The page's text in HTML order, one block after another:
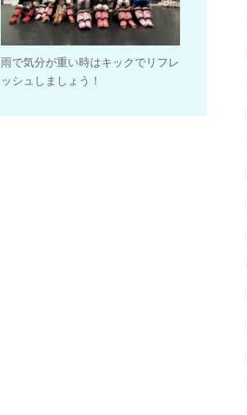
雨で気分が重い時はキックでリフレ
ッシュしましょう！